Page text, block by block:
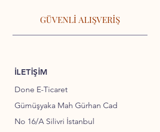
GÜVENLİ ALIŞVERİŞ
İLETİŞİM
Done E-Ticaret
Gümüşyaka Mah Gürhan Cad
No 16/A Silivri İstanbul